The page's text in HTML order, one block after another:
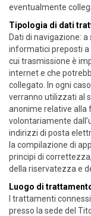
eventualmente
Tipologia di dati
Dati di navigazione:
informatici preposti a
cui trasmissione è
internet e che
collegato. In ogni
verranno utilizzati al
anonime relative alla
volontariamente
indirizzi di posta
la compilazione di
principi di
della riservatezza e
Luogo di
I trattamenti
presso la sede del